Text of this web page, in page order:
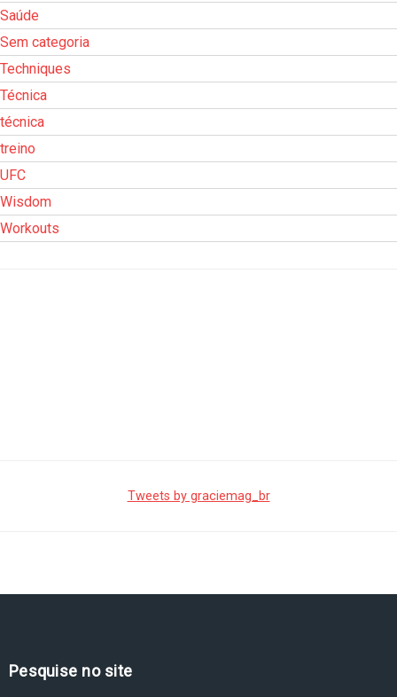
Saúde
Sem categoria
Techniques
Técnica
técnica
treino
UFC
Wisdom
Workouts
Tweets by graciemag_br
Pesquise no site